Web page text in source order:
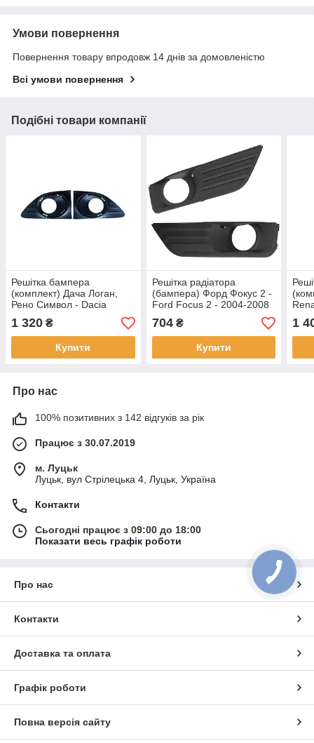
Умови повернення
Повернення товару впродовж 14 днів за домовленістю
Всі умови повернення
Подібні товари компанії
Решітка бампера
(комплект) Дача Логан,
Рено Символ - Dacia
Logan, Renault Symbol
(SD) 2013-
1 320 ₴
Купити
Решітка радіатора
(бампера) Форд Фокус 2 -
Ford Focus 2 - 2004-2008
(комплект ліва-права)
704₴
Купити
1
Про нас
100% позитивних з 142 відгуків за рік
Працює з 30.07.2019
м. Луцьк
Луцьк, вул Стрілецька 4, Луцьк, Україна
Контакти
Сьогодні працює з 09:00 до 18:00
Показати весь графік роботи
Про нас
Контакти
Доставка та оплата
Графік роботи
Повна версія сайту